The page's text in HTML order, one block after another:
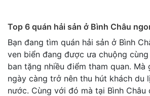
Top 6 quán hải sản ở Bình Châu
Bạn đang tìm quán hải sản ở Bình
ven biển đang được ưa chuộng
ban tặng nhiều điểm tham quan. Mà
ngày càng trở nên thu hút khách du
nước. Cùng với đó mà tại Bình Châu